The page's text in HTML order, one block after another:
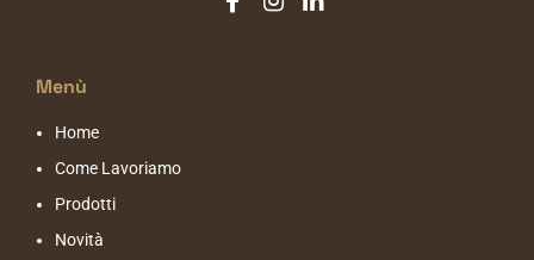
Menù
Home
Come Lavoriamo
Prodotti
Novità